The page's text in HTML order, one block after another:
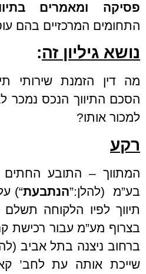
פסיקה
ומאמרים
התחומים המרכזיים בהם
נושא גיליון זה:
מה דין הזמנת שירותי
הסכם התיווך הנכס נמכר
למכור אותו?
רקע
המתווך – התובע החתים
בע”מ (להלן:”הנתבעת“)
בצרוף מע”מ עבור רכישת
ברחוב ניצנה בתל אביב
שייכת אותה עת לחב’